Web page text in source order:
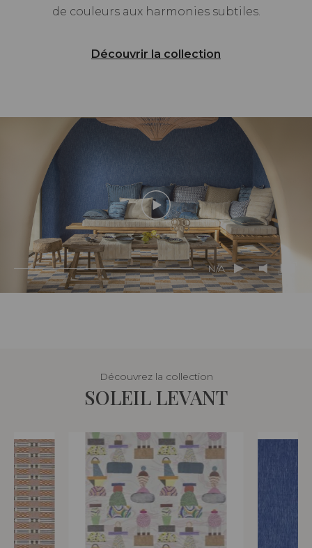
de couleurs aux harmonies subtiles.
Découvrir la collection
N/A
Découvrez la collection
SOLEIL LEVANT